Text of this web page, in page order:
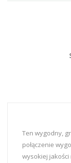
Ten wygodny,
połączenie
wysokiej